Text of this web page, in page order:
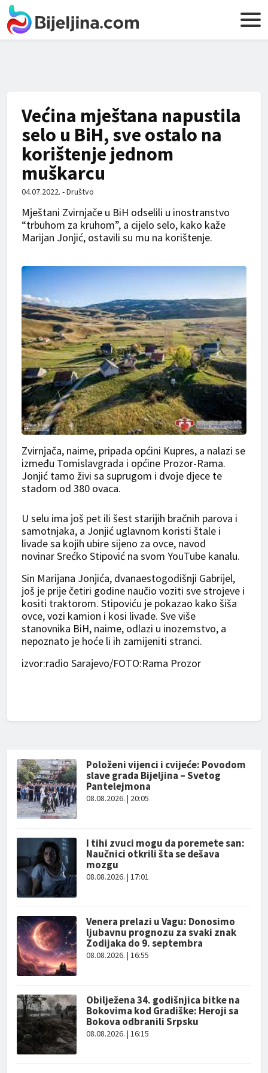
Većina mještana napustila
selo u BiH, sve ostalo na
korištenje jednom
muškarcu
04.07.2022. - Društvo
Mještani Zvirnjače u BiH odselili u inostranstvo
“trbuhom za kruhom”, a cijelo selo, kako kaže
Marijan Jonjić, ostavili su mu na korištenje.
Zvirnjača, naime, pripada općini Kupres, a nalazi se
između Tomislavgrada i općine Prozor-Rama.
Jonjić tamo živi sa suprugom i dvoje djece te
stadom od 380 ovaca.
U selu ima još pet ili šest starijih bračnih parova i
samotnjaka, a Jonjić uglavnom koristi štale i
livade sa kojih ubire sijeno za ovce, navod
novinar Srećko Stipović na svom YouTube kanalu.
Sin Marijana Jonjića, dvanaestogodišnji Gabrijel,
još je prije četiri godine naučio voziti sve strojeve i
kositi traktorom. Stipoviću je pokazao kako šiša
ovce, vozi kamion i kosi livade. Sve više
stanovnika BiH, naime, odlazi u inozemstvo, a
nepoznato je hoće li ih zamijeniti stranci.
izvor:radio Sarajevo/FOTO:Rama Prozor
Položeni vijenci i cvijeće: Povodom
slave grada Bijeljina – Svetog
Pantelejmona
08.08.2026. | 20:05
I tihi zvuci mogu da poremete san:
Naučnici otkrili šta se dešava
mozgu
08.08.2026. | 17:01
Venera prelazi u Vagu: Donosimo
ljubavnu prognozu za svaki znak
Zodijaka do 9. septembra
08.08.2026. | 16:55
Obilježena 34. godišnjica bitke na
Bokovima kod Gradiške: Heroji sa
Bokova odbranili Srpsku
08.08.2026. | 16:15